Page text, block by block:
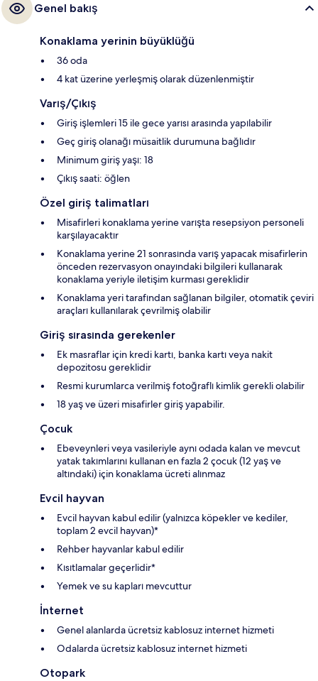
Genel bakış
Konaklama yerinin büyüklüğü
36 oda
4 kat üzerine yerleşmiş olarak düzenlenmiştir
Varış/Çıkış
Giriş işlemleri 15 ile gece yarısı arasında yapılabilir
Geç giriş olanağı müsaitlik durumuna bağlıdır
Minimum giriş yaşı: 18
Çıkış saati: öğlen
Özel giriş talimatları
Misafirleri konaklama yerine varışta resepsiyon personeli
karşılayacaktır
Konaklama yerine 21 sonrasında varış yapacak misafirlerin
önceden rezervasyon onayındaki bilgileri kullanarak
konaklama yeriyle iletişim kurması gereklidir
Konaklama yeri tarafından sağlanan bilgiler, otomatik çeviri
araçları kullanılarak çevrilmiş olabilir
Giriş sırasında gerekenler
Ek masraflar için kredi kartı, banka kartı veya nakit
depozitosu gereklidir
Resmi kurumlarca verilmiş fotoğraflı kimlik gerekli olabilir
18 yaş ve üzeri misafirler giriş yapabilir.
Çocuk
Ebeveynleri veya vasileriyle aynı odada kalan ve mevcut
yatak takımlarını kullanan en fazla 2 çocuk (12 yaş ve
altındaki) için konaklama ücreti alınmaz
Evcil hayvan
Evcil hayvan kabul edilir (yalnızca köpekler ve kediler,
toplam 2 evcil hayvan)*
Rehber hayvanlar kabul edilir
Kısıtlamalar geçerlidir*
Yemek ve su kapları mevcuttur
İnternet
Genel alanlarda ücretsiz kablosuz internet hizmeti
Odalarda ücretsiz kablosuz internet hizmeti
Otopark